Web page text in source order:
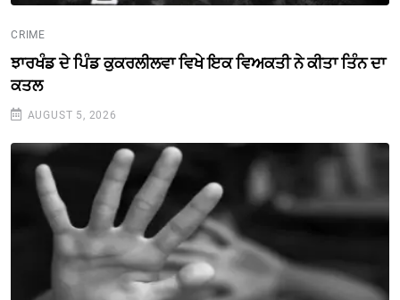
CRIME
ਝਾਰਖੰਡ ਦੇ ਪਿੰਡ ਕੁਕਰਲੀਲਵਾ ਵਿਖੇ ਇਕ ਵਿਅਕਤੀ ਨੇ ਕੀਤਾ ਤਿੰਨ ਦਾ
ਕਤਲ
AUGUST 5, 2026